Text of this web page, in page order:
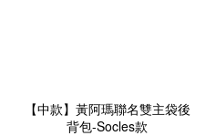
【中款】黃阿瑪聯名雙主袋後
背包-Socles款